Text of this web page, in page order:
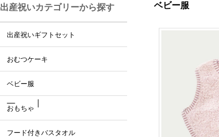
ベビー服
出産祝いカテゴリーから探す
出産祝いギフトセット
おむつケーキ
ベビー服
おもちゃ
フード付きバスタオル